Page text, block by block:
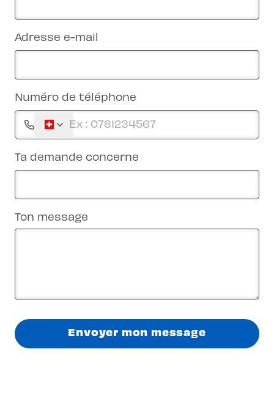
Adresse e-mail
Numéro de téléphone
Ta demande concerne
Ton message
Envoyer mon message